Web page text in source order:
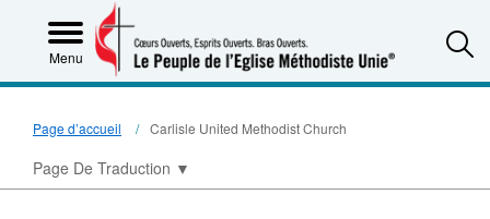
Menu
Page d’accueil Carlisle United Methodist Church
Page De Traduction ▼